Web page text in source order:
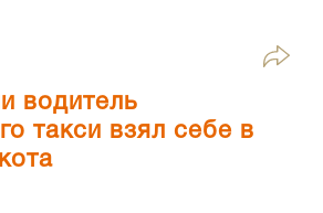
водитель
такси взял себе в